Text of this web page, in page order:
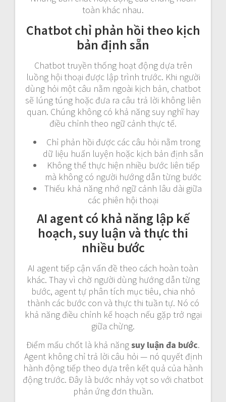
toàn khác nhau.
Chatbot chỉ phản hồi theo kịch
bản định sẵn
Chatbot truyền thống hoạt động dựa trên
luồng hội thoại được lập trình trước. Khi người
dùng hỏi một câu nằm ngoài kịch bản, chatbot
sẽ lúng túng hoặc đưa ra câu trả lời không liên
quan. Chúng không có khả năng suy nghĩ hay
điều chỉnh theo ngữ cảnh thực tế.
Chỉ phản hồi được các câu hỏi nằm trong
dữ liệu huấn luyện hoặc kịch bản định sẵn
Không thể thực hiện nhiều bước liên tiếp
mà không có người hướng dẫn từng bước
Thiếu khả năng nhớ ngữ cảnh lâu dài giữa
các phiên hội thoại
AI agent có khả năng lập kế
hoạch, suy luận và thực thi
nhiều bước
AI agent tiếp cận vấn đề theo cách hoàn toàn
khác. Thay vì chờ người dùng hướng dẫn từng
bước, agent tự phân tích mục tiêu, chia nhỏ
thành các bước con và thực thi tuần tự. Nó có
khả năng điều chỉnh kế hoạch nếu gặp trở ngại
giữa chừng.
Điểm mấu chốt là khả năngsuy luận đa bước.
Agent không chỉ trả lời câu hỏi — nó quyết định
hành động tiếp theo dựa trên kết quả của hành
động trước. Đây là bước nhảy vọt so với chatbot
phản ứng đơn thuần.